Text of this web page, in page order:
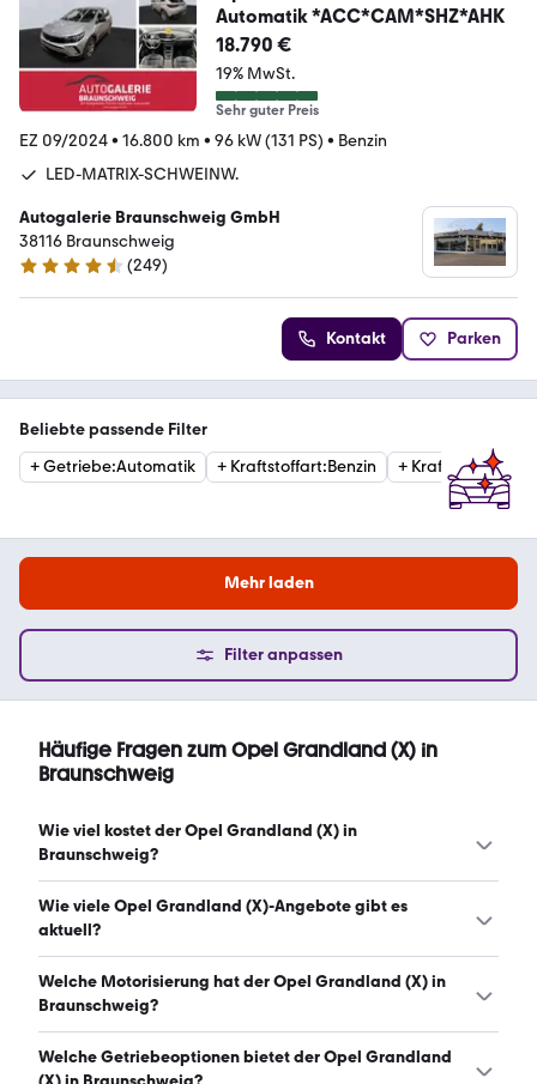
Automatik *ACC*CAM*SHZ*AHK
18.790 €
19% MwSt.
Sehr guter Preis
EZ 09/2024• 16.800 km • 96 kW (131 PS) • Benzin
LED-MATRIX-SCHWEINW.
Autogalerie Braunschweig GmbH
38116 Braunschweig
4.6 Sterne
(249)
Kontakt Parken
Beliebte passende Filter
+Getriebe:Automatik + Kraftstoffart:Benzin + Kraftstoffart
Mehr laden
Filter anpassen
Häufige Fragen zum Opel Grandland (X) in
Braunschweig
Wie viel kostet der Opel Grandland (X) in
Braunschweig?
Ein guter Preis für einen Opel Grandland (X) in
Braunschweig liegt zwischen 18.790 € und 22.990 €.
7.8.2026)
Wie viele Opel Grandland (X)-Angebote gibt es
aktuell?
Es gibt insgesamt 59 Opel Grandland (X) bei mobile.de,
davon 55 Gebraucht- und 4 Neuwagen. (Stand: 7.8.2026)
Welche Motorisierung hat der Opel Grandland (X) in
Braunschweig?
Der Opel Grandland (X) in Braunschweig hat Leistungen
zwischen 131 und 232 PS. (Stand: 7.8.2026)
Welche Getriebeoptionen bietet der Opel Grandland